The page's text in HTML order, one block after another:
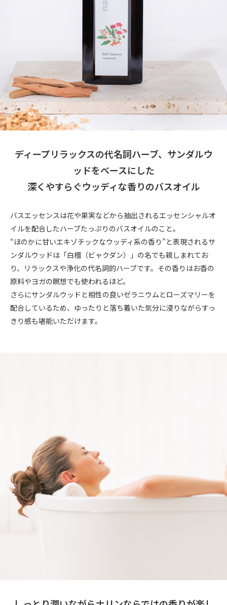
ディープリラックスの代名詞ハーブ、サンダルウ
ッドをベースにした
深くやすらぐウッディな香りのバスオイル
バスエッセンスは花や果実などから抽出されるエッセンシャルオ
イルを配合したハーブたっぷりのバスオイルのこと。
“ほのかに甘いエキゾチックなウッディ系の香り”と表現されるサ
ンダルウッドは「白檀（ビャクダン）」の名でも親しまれてお
り、リラックスや浄化の代名詞的ハーブです。その香りはお香の
原料やヨガの瞑想でも使われるほど。
さらにサンダルウッドと相性の良いゼラニウムとローズマリーを
配合しているため、ゆったりと落ち着いた気分に浸りながらすっ
きり感も堪能いただけます。